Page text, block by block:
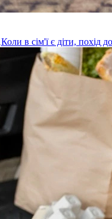
Коли в сім'ї є діти,